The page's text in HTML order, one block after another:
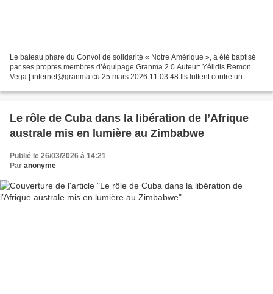
Le bateau phare du Convoi de solidarité « Notre Amérique », a été baptisé
par ses propres membres d’équipage Granma 2.0 Auteur: Yélidis Remon
Vega | internet@granma.cu 25 mars 2026 11:03:48 Ils luttent contre un
Le rôle de Cuba dans la libération de l’Afrique
australe mis en lumière au Zimbabwe
Publié le 26/03/2026 à 14:21
Par anonyme